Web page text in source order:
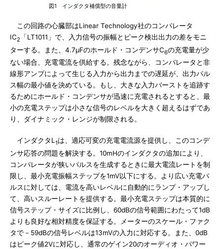
図1 インダクタ補償型の音量計
この回路の心臓部はLinear Technology社のコンパレータ
IC2
「LT1011」で、入力信号の振幅とピーク検出出力の差をモニ
ターする。また、4.7μFのホールド・コンデンサC6の充電量が少
ない場合、充電電流を供給する。残念ながら、コンパレータと非
線形アンプによって生じる入力から出力までの遅延が、出力パル
ス幅の最小値を決めている。もし、大きな入力バーストを追跡す
るためにホールド・コンデンサが迅速に充電されるとすると、最
小の充電ステップは小さな信号のレベルを大きく超えるはずであ
り、ダイナミック・レンジが制限される。
インダクタL1は、適応可変の充電電流源を提供し、このコンデ
ンサ応答の問題を解決する。10mHのインダクタの追加により、
コンパレータが狭いパルスを生成するときに最大電流レートを制
限し、最小充電振幅ステップを1mV以下にする。より広い充電パ
ルスに対しては、電流を高いレベルに自動的にランプ・アップし
て、高いスルーレートを提供する。最小充電ステップは本質的に
信号ステップ・サイズに比例し、60dBの信号範囲にわたって1dB
よりも良好な相対精度を保証する。メーターのスケール・ファク
タで－59dBの信号レベルは13mVの入力に対応する。また、0dB
はピーク値2Vに対応し、通常のゲイン20のオーディオ・パワー